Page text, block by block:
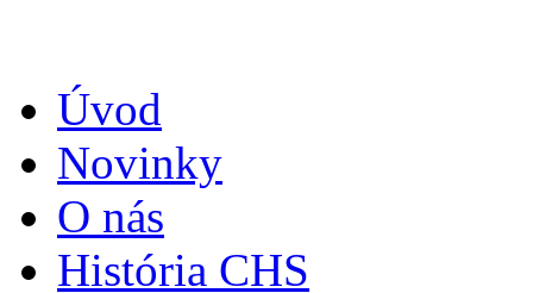
Úvod
Novinky
O nás
História CHS